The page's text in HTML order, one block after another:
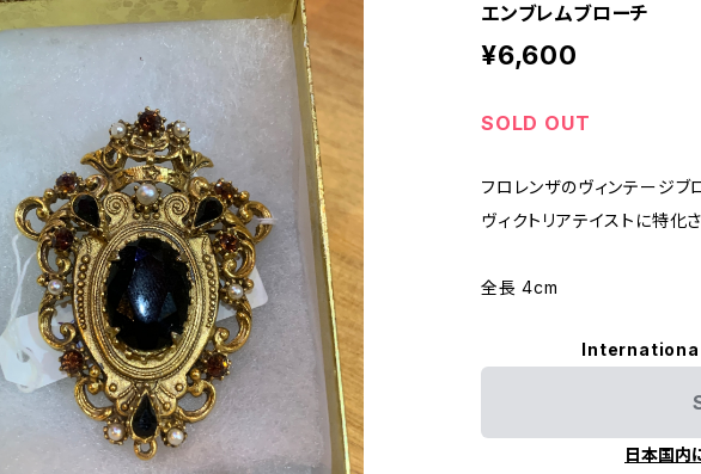
エンブレムブローチ
¥6,600
SOLD OUT
フロレンザのヴィンテージブ
ヴィクトリアテイストに特化
全長 4cm
日本国内